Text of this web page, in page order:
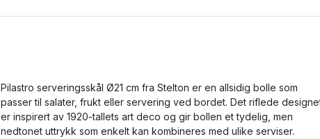
Pilastro serveringsskål Ø21 cm fra Stelton er en allsidig bolle som
passer til salater, frukt eller servering ved bordet. Det riflede
er inspirert av 1920-tallets art deco og gir bollen et tydelig, men
nedtonet uttrykk som enkelt kan kombineres med ulike serviser.